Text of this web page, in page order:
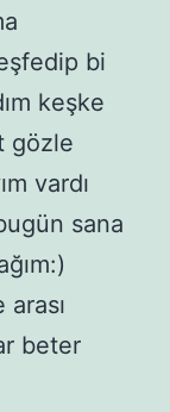
bi
keşke
gözle
vardı
sana
beter